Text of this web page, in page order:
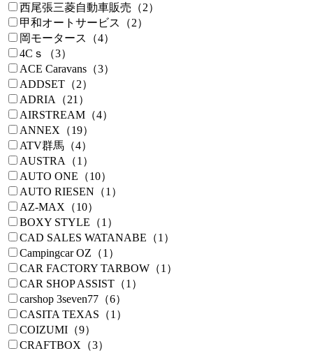
西尾張三菱自動車販売（2）
甲和オートサービス（2）
岡モータース（4）
4Cｓ（3）
ACE Caravans（3）
ADDSET（2）
ADRIA（21）
AIRSTREAM（4）
ANNEX（19）
ATV群馬（4）
AUSTRA（1）
AUTO ONE（10）
AUTO RIESEN（1）
AZ-MAX（10）
BOXY STYLE（1）
CAD SALES WATANABE（1）
Campingcar OZ（1）
CAR FACTORY TARBOW（1）
CAR SHOP ASSIST（1）
carshop 3seven77（6）
CASITA TEXAS（1）
COIZUMI（9）
CRAFTBOX（3）